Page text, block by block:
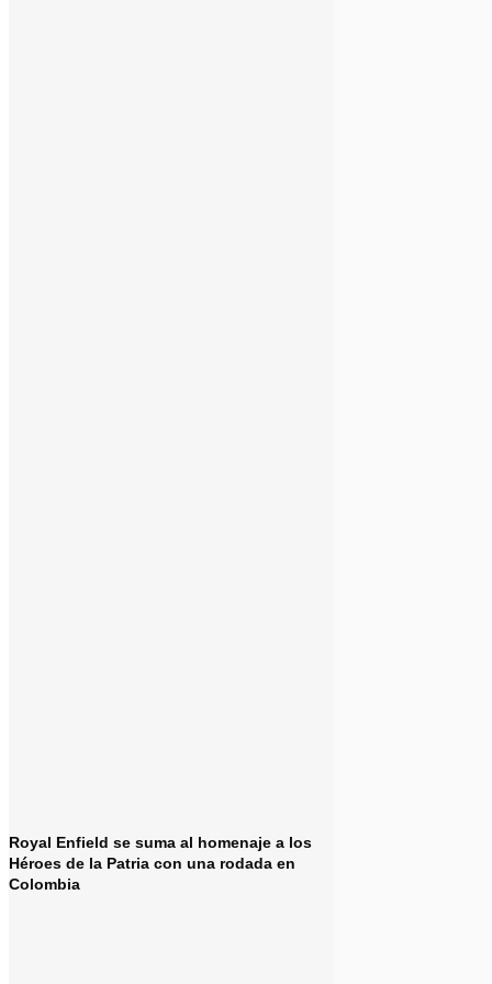
Royal Enfield se suma al homenaje a los
Héroes de la Patria con una rodada en
Colombia